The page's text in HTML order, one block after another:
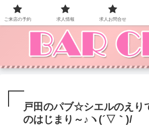
BAR CIEL！ご来店お待ちしてい
戸田のパブ☆シエルのえり
のはじまり～♪ヽ(´▽｀)/
ご来店の予約 求人情報 求人お問合せ